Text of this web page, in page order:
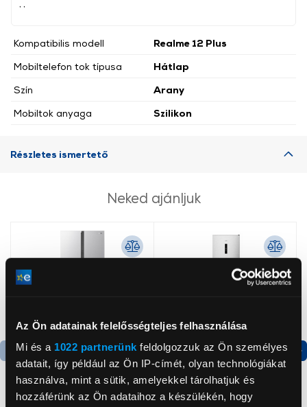
Az Ön adatainak felelősségteljes felhasználása
Mi és a 1022 partnerünk feldolgozzuk az Ön személyes
adatait, így például az Ön IP-címét, olyan technológiákat
használva, mint a sütik, amelyekkel tárolhatjuk és
hozzáférünk az Ön adataihoz a készülékén, hogy
Kompatibilis modell
Realme 12 Plus
Mobiltelefon tok típusa
Hátlap
Szín
Arany
Mobiltok anyaga
Szilikon
Részletes ismertető
Neked ajánljuk
Termék adatlap Termék adatlap